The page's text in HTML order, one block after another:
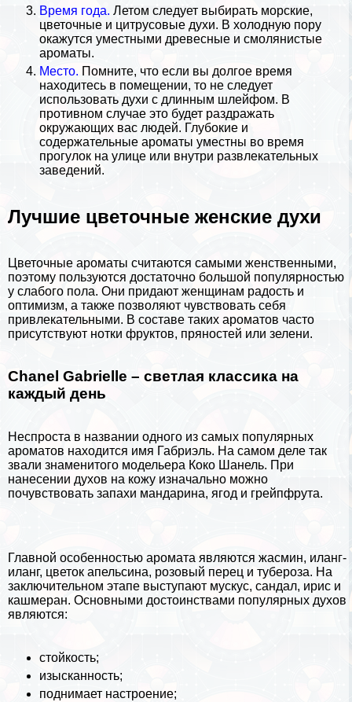
Время года. Летом следует выбирать морские,
цветочные и цитрусовые духи. В холодную пору
окажутся уместными древесные и смолянистые
ароматы.
Место. Помните, что если вы долгое время
находитесь в помещении, то не следует
использовать духи с длинным шлейфом. В
противном случае это будет раздражать
окружающих вас людей. Глубокие и
содержательные ароматы уместны во время
прогулок на улице или внутри развлекательных
заведений.
Лучшие цветочные женские духи
Цветочные ароматы считаются самыми женственными,
поэтому пользуются достаточно большой популярностью
у слабого пола. Они придают женщинам радость и
оптимизм, а также позволяют чувствовать себя
привлекательными. В составе таких ароматов часто
присутствуют нотки фруктов, пряностей или зелени.
Chanel Gabrielle – светлая классика на
каждый день
Неспроста в названии одного из самых популярных
ароматов находится имя Габриэль. На самом деле так
звали знаменитого модельера Коко Шанель. При
нанесении духов на кожу изначально можно
почувствовать запахи мaндарина, ягод и грейпфрута.
Главной особенностью аромата являются жасмин, иланг-
иланг, цветок апельсина, розовый перец и тубероза. На
заключительном этапе выступают мускус, сандал, ирис и
кашмеран. Основными достоинствами популярных духов
являются:
стойкость;
изысканность;
поднимает настроение;